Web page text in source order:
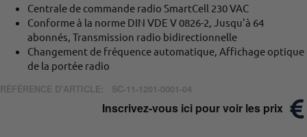
Centrale de commande radio SmartCell 230 VAC
Conforme à la norme DIN VDE V 0826-2, Jusqu'à 64
abonnés, Transmission radio bidirectionnelle
Changement de fréquence automatique, Affichage optique
de la portée radio
RÉFÉRENCE D'ARTICLE: SC-11-1201-0001-04
Inscrivez-vous ici pour voir les prix